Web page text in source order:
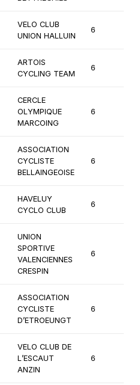
VELO CLUB
UNION HALLUIN
6
ARTOIS
CYCLING TEAM
6
CERCLE
OLYMPIQUE
MARCOING
6
ASSOCIATION
CYCLISTE
BELLAINGEOISE
6
HAVELUY
CYCLO CLUB
6
UNION
SPORTIVE
VALENCIENNES
CRESPIN
6
ASSOCIATION
CYCLISTE
D’ETROEUNGT
6
VELO CLUB DE
L’ESCAUT
ANZIN
6